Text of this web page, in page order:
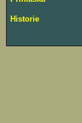
Historie